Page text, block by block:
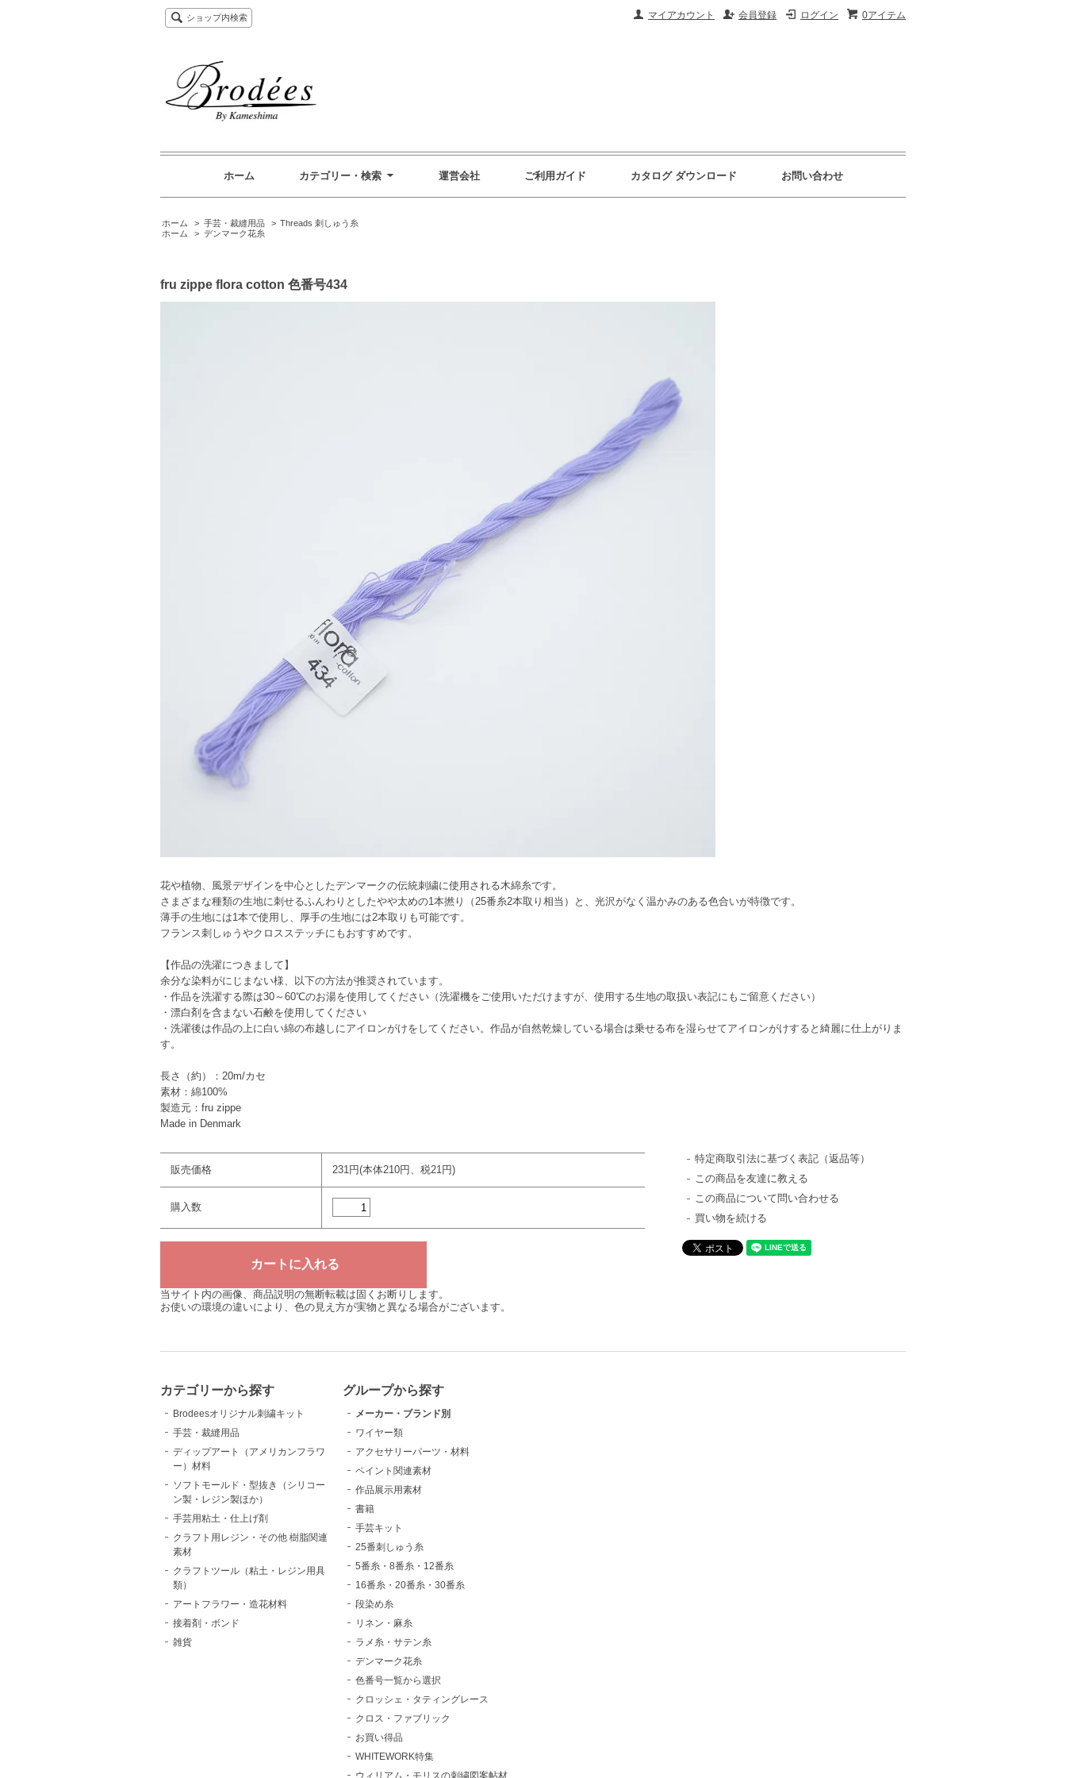
0アイテム
ログイン
会員登録
マイアカウント
ショップ内検索
ホーム カテゴリー・検索 運営会社 ご利用ガイド カタログ ダウンロード お問い合わせ
ホーム > 手芸・裁縫用品 > Threads 刺しゅう糸
ホーム
> デンマーク花糸
fru zippe flora cotton 色番号434
花や植物、風景デザインを中心としたデンマークの伝統刺繍に使用される木綿糸です。
さまざまな種類の生地に刺せるふんわりとしたやや太めの1本撚り（25番糸2本取り相当）と、光沢がなく温かみのある色合いが特徴です。
薄手の生地には1本で使用し、厚手の生地には2本取りも可能です。
フランス刺しゅうやクロスステッチにもおすすめです。
【作品の洗濯につきまして】
余分な染料がにじまない様、以下の方法が推奨されています。
・作品を洗濯する際は30～60℃のお湯を使用してください（洗濯機をご使用いただけますが、使用する生地の取扱い表記にもご留意ください）
・漂白剤を含まない石鹸を使用してください
・洗濯後は作品の上に白い綿の布越しにアイロンがけをしてください。作品が自然乾燥している場合は乗せる布を湿らせてアイロンがけすると綺麗に仕上がりま
す。
長さ（約）：20m/カセ
素材：綿100%
製造元：fru zippe
Made in Denmark
販売価格 231円(本体210円、税21円)
購入数
当サイト内の画像、商品説明の無断転載は固くお断りします。
お使いの環境の違いにより、色の見え方が実物と異なる場合がございます。
特定商取引法に基づく表記（返品等）
この商品を友達に教える
この商品について問い合わせる
買い物を続ける
カテゴリーから探す
Brodeesオリジナル刺繍キット
手芸・裁縫用品
ディップアート（アメリカンフラワ
ー）材料
ソフトモールド・型抜き（シリコー
ン製・レジン製ほか）
手芸用粘土・仕上げ剤
クラフト用レジン・その他 樹脂関連
素材
クラフトツール（粘土・レジン用具
類）
アートフラワー・造花材料
接着剤・ボンド
雑貨
グループから探す
メーカー・ブランド別
ワイヤー類
アクセサリーパーツ・材料
ペイント関連素材
作品展示用素材
書籍
手芸キット
25番刺しゅう糸
5番糸・8番糸・12番糸
16番糸・20番糸・30番糸
段染め糸
リネン・麻糸
ラメ糸・サテン糸
デンマーク花糸
色番号一覧から選択
クロッシェ・タティングレース
クロス・ファブリック
お買い得品
WHITEWORK特集
ウィリアム・モリスの刺繍図案帖材